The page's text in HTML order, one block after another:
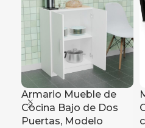
Armario Mueble de
Cocina Bajo de Dos
Puertas, Modelo